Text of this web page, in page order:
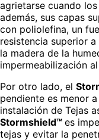
agrietarse cuando
además, sus capas
con poliolefina, un
resistencia superior
la madera de la
impermeabilización
Por otro lado, el
pendiente es menor
instalación de Tejas
Stormshield™ es
tejas y evitar la